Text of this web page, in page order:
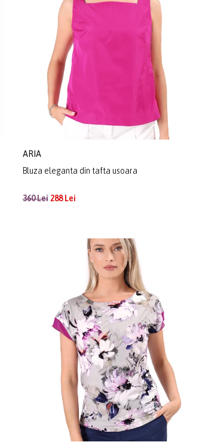
ARIA
Bluza eleganta din tafta usoara
360 Lei288 Lei